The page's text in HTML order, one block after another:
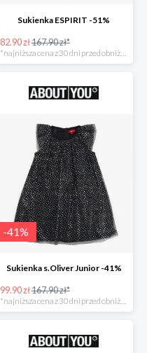
Sukienka ESPIRIT -51%
82.90 zł167.90 zł*
-41%
Sukienka s.Oliver Junior -41%
99.90 zł167.90 zł*